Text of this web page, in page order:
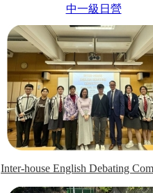
中一級日營
Inter-house English Debating